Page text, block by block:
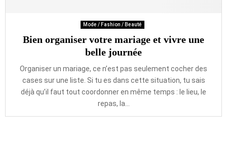
Mode / Fashion / Beauté
Bien organiser votre mariage et vivre une
belle journée
Organiser un mariage, ce n’est pas seulement cocher des
cases sur une liste. Si tu es dans cette situation, tu sais
déjà qu’il faut tout coordonner en même temps : le lieu, le
repas, la...